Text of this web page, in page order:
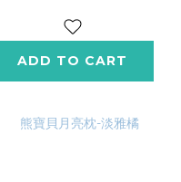
ADD TO CART